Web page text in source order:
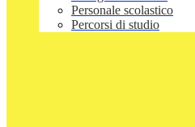
Personale scolastico
Percorsi di studio